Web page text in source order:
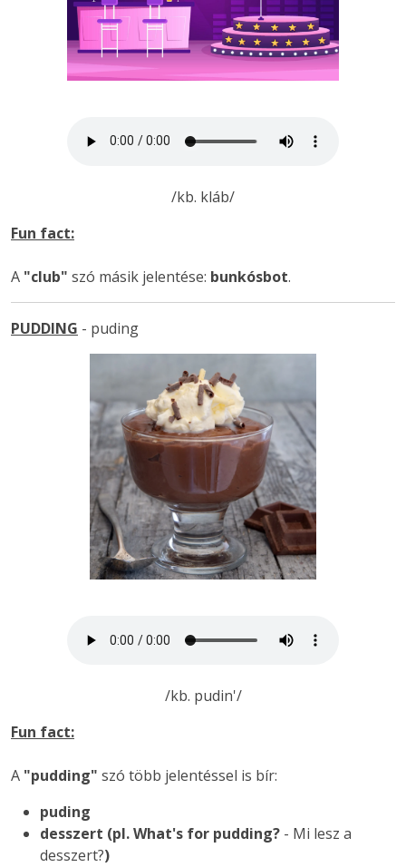
/kb. kláb/
Fun fact:
A "club" szó másik jelentése: bunkósbot.
PUDDING - puding
/kb. pudin'/
Fun fact:
A "pudding" szó több jelentéssel is bír:
puding
desszert (pl. What's for pudding? - Mi lesz a
desszert?)